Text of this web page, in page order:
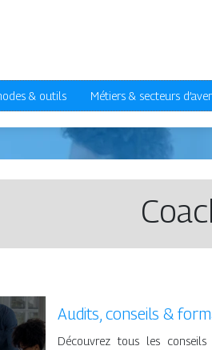
& outils Métiers & secteurs
Audits, conseils &
Découvrez tous les